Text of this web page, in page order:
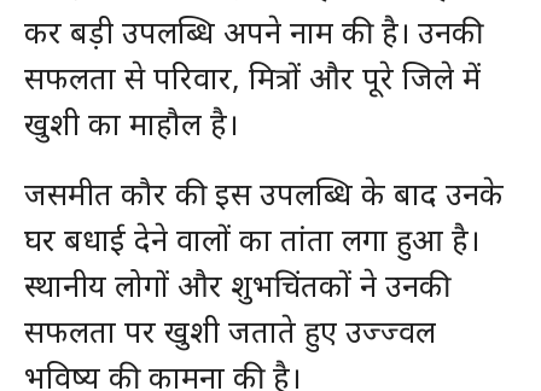
कर बड़ी उपलब्धि अपने नाम की है। उनकी
सफलता से परिवार, मित्रों और पूरे जिले में
खुशी का माहौल है।
जसमीत कौर की इस उपलब्धि के बाद उनके
घर बधाई देने वालों का तांता लगा हुआ है।
स्थानीय लोगों और शुभचिंतकों ने उनकी
सफलता पर खुशी जताते हुए उज्ज्वल
भविष्य की कामना की है।